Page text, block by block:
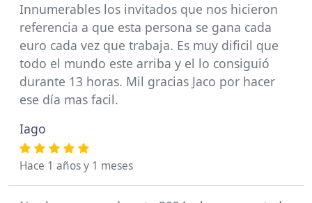
Innumerables los invitados que nos hicieron
referencia a que esta persona se gana cada
euro cada vez que trabaja. Es muy dificil que
todo el mundo este arriba y el lo consiguió
durante 13 horas. Mil gracias Jaco por hacer
ese día mas facil.
Iago
Hace 1 años y 1 meses